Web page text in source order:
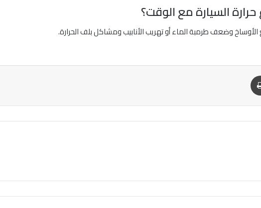
السيارة مع الوقت؟
وضعف طرمبة الماء أو تهريب الأنابيب ومشاكل بلف الحرارة.